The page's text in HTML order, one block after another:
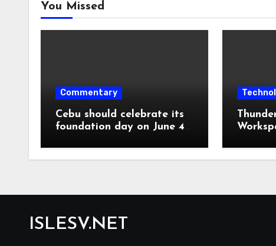
You Missed
Commentary
Cebu should celebrate its
foundation day on June 4,
ISLESV.NET